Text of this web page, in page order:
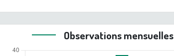
Observations mensuelles